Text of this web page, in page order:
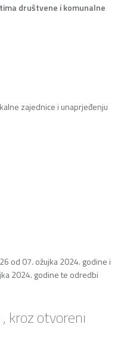
društvene i komunalne
zajednice i unaprjeđenju
od 07. ožujka 2024. godine i
2024. godine te odredbi
kroz otvoreni